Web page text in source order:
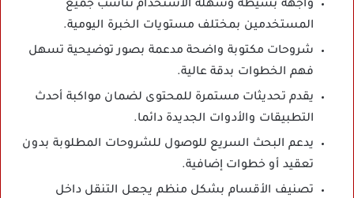
واجهة بسيطة وسهلة الاستخدام تناسب جميع
المستخدمين بمختلف مستويات الخبرة اليومية.
شروحات مكتوبة واضحة مدعمة بصور توضيحية تسهل
فهم الخطوات بدقة عالية.
يقدم تحديثات مستمرة للمحتوى لضمان مواكبة أحدث
التطبيقات والأدوات الجديدة دائما.
يدعم البحث السريع للوصول للشروحات المطلوبة بدون
تعقيد أو خطوات إضافية.
تصنيف الأقسام بشكل منظم يجعل التنقل داخل